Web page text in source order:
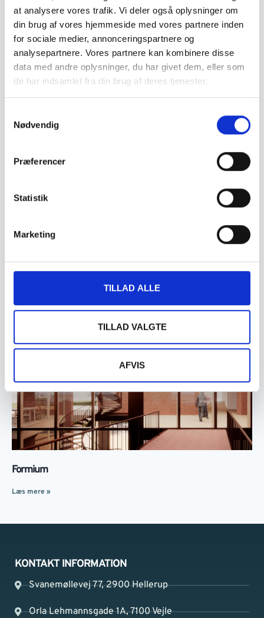
at analysere vores trafik. Vi deler også oplysninger om
din brug af vores hjemmeside med vores partnere inden
for sociale medier, annonceringspartnere og
analysepartnere. Vores partnere kan kombinere disse
data med andre oplysninger, du har givet dem, eller som
de har indsamlet fra din brug af deres tjenester.
Nødvendig
Præferencer
Statistik
Marketing
TILLAD ALLE
TILLAD VALGTE
AFVIS
Transformation of old cooling area to new youth politic house
Læs mere »
Office rebuild for Region Hovedstaden
Formium
Læs mere »
KONTAKT INFORMATION
Svanemøllevej 77, 2900 Hellerup
Orla Lehmannsgade 1A, 7100 Vejle